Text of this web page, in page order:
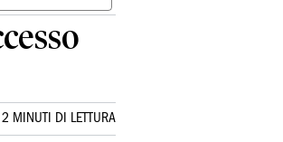
2 MINUTI DI LETTURA